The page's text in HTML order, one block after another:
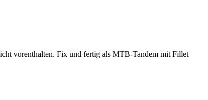
vorenthalten. Fix und fertig als MTB-Tandem mit Fillet